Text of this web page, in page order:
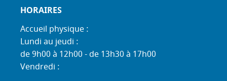
HORAIRES
Accueil physique :
Lundi au jeudi :
de 9h00 à 12h00 - de 13h30 à 17h00
Vendredi :